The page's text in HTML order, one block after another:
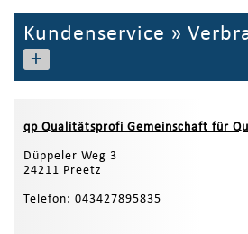
Kundenservice »
+
qp Qualitätsprofi Gemeinschaft für
Düppeler Weg 3
24211 Preetz
Telefon: 043427895835